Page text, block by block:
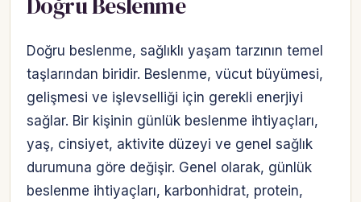
Doğru beslenme, sağlıklı yaşam tarzının temel
taşlarından biridir. Beslenme, vücut büyümesi,
gelişmesi ve işlevselliği için gerekli enerjiyi
sağlar. Bir kişinin günlük beslenme ihtiyaçları,
yaş, cinsiyet, aktivite düzeyi ve genel sağlık
durumuna göre değişir. Genel olarak, günlük
beslenme ihtiyaçları, karbonhidrat, protein,